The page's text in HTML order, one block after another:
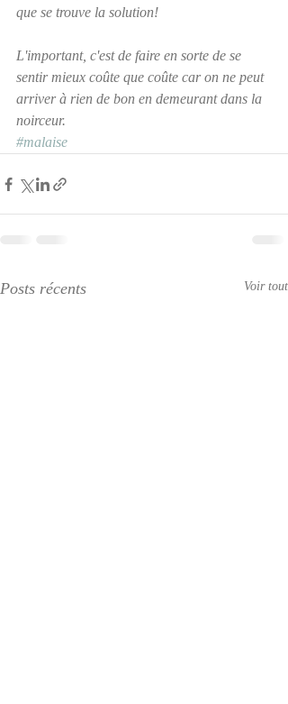
que se trouve la solution!
L'important, c'est de faire en sorte de se
sentir mieux coûte que coûte car on ne peut
arriver à rien de bon en demeurant dans la
noirceur.
#malaise
Posts récents Voir tout